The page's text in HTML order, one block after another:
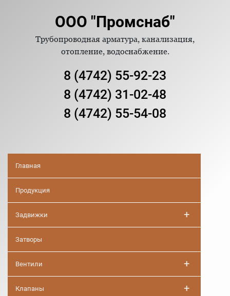
ООО "Промснаб"
Трубопроводная арматура, канализация,
отопление, водоснабжение.
8 (4742) 55-92-23
8 (4742) 31-02-48
8 (4742) 55-54-08
Главная
Продукция
Задвижки +
Затворы
Вентили +
Клапаны +